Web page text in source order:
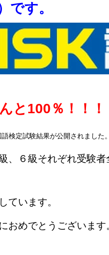
です。
と100％！！！
検定試験結果が公開されました。
、６級それぞれ受験者
ています。
おめでとうございま